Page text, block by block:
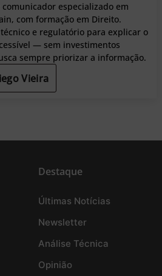
especializado em
com formação em Direito.
e regulatório para explicar o
— sem investimentos
sempre priorizar a informação.
Vieira
Destaque
Últimas Notícias
Newsletter
Análise Técnica
Opinião